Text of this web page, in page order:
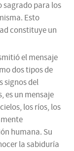
sagrado para los
Esto
constituye un
el mensaje
dos tipos de
signos del
es un mensaje
los ríos, los
humana. Su
la sabiduría